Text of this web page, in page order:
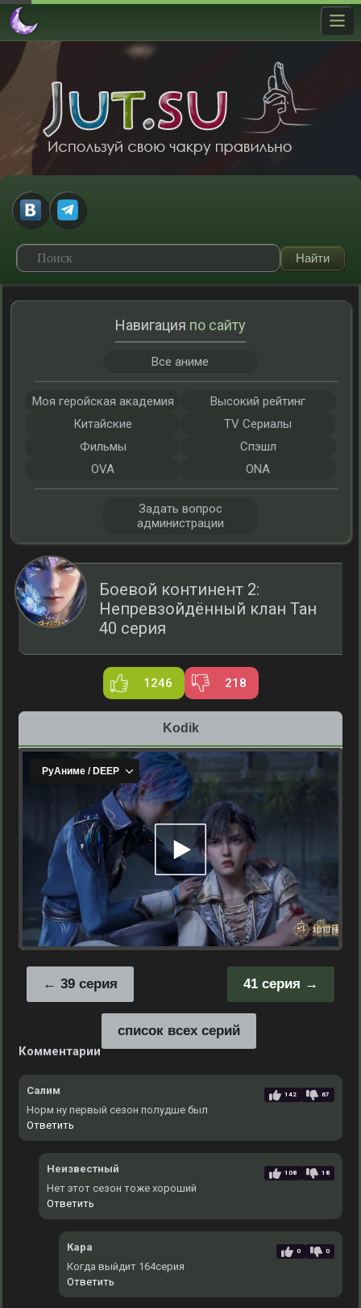
Боевой континент 2:
Непревзойдённый клан Тан
40 серия
1246 218
Kodik
41 серия
39 серия
список всех серий
Комментарии
Салим 142 67
Норм ну первый сезон полудше был
Ответить
Неизвестный 108 18
Нет этот сезон тоже хороший
Ответить
Кара 0 0
Когда выйдит 164серия
Ответить
Навигация по сайту
Все аниме
Моя геройская академия
Высокий рейтинг
Китайские
TV Сериалы
Фильмы
Спэшл
OVA
ONA
Задать вопрос
администрации